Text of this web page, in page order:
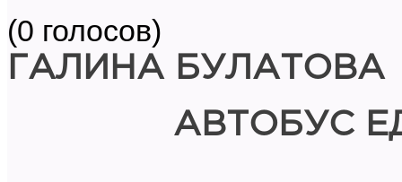
(0 голосов)
ГАЛИНА БУЛАТОВА
АВТОБУС